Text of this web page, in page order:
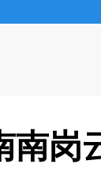
南岗